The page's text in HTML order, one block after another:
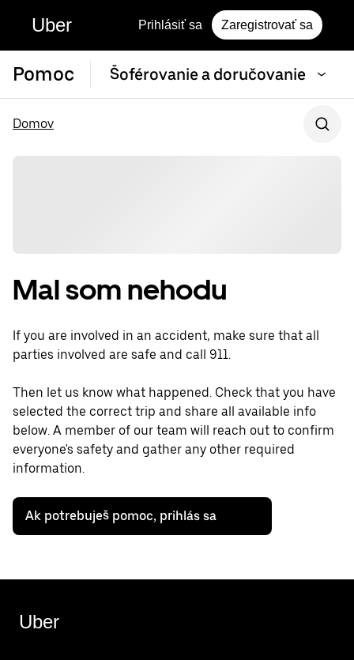
Uber Prihlásiť sa Zaregistrovať sa
Pomoc Šoférovanie a doručovanie
Domov
Mal som nehodu
If you are involved in an accident, make sure that all
parties involved are safe and call 911.
Then let us know what happened. Check that you have
selected the correct trip and share all available info
below. A member of our team will reach out to confirm
everyone's safety and gather any other required
information.
Ak potrebuješ pomoc, prihlás sa
Uber